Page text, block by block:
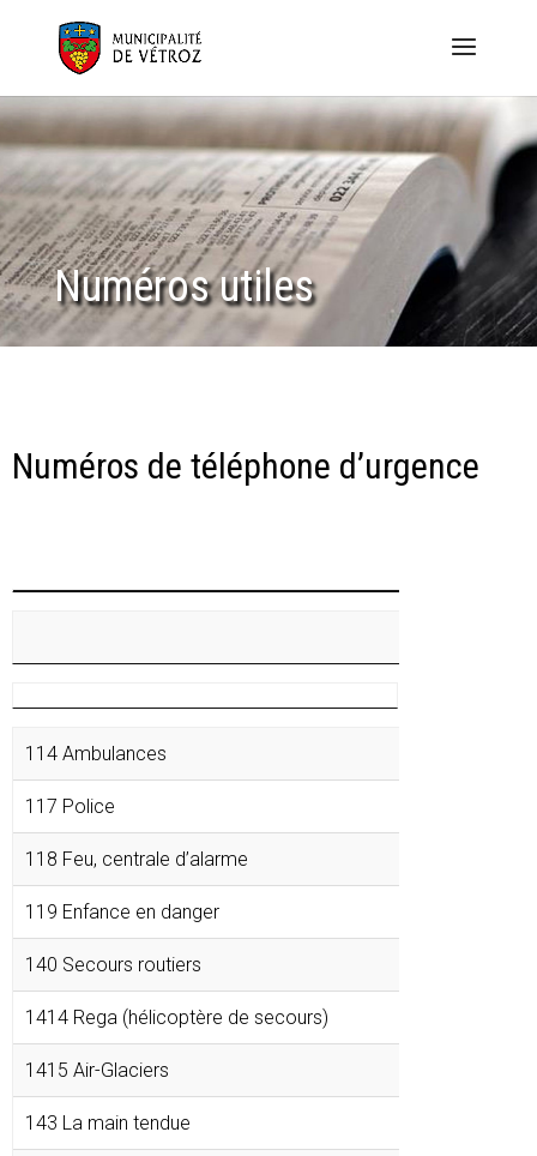
Numéros utiles
Numéros de téléphone d’urgence
114 Ambulances
117 Police
118 Feu, centrale d’alarme
119 Enfance en danger
140 Secours routiers
1414 Rega (hélicoptère de secours)
1415 Air-Glaciers
143 La main tendue